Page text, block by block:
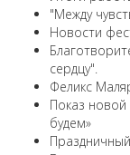
"Между
Новости
сердцу".
Феликс
Показ
будем»